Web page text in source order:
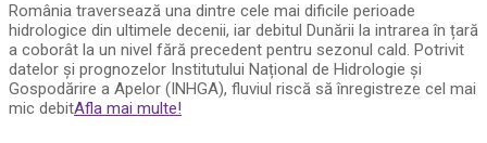
România traversează una dintre cele mai dificile perioade
hidrologice din ultimele decenii, iar debitul Dunării la intrarea în țară
a coborât la un nivel fără precedent pentru sezonul cald. Potrivit
datelor și prognozelor Institutului Național de Hidrologie și
Gospodărire a Apelor (INHGA), fluviul riscă să înregistreze cel mai
mic debitAfla mai multe!